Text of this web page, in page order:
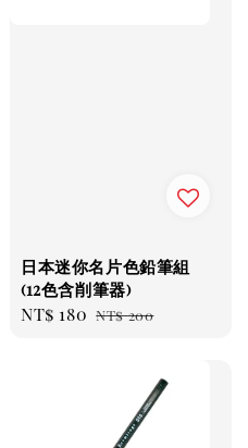
日本迷你名片色鉛筆組
(12色含削筆器)
Sale
NT$ 180 Regular
NT$ 200